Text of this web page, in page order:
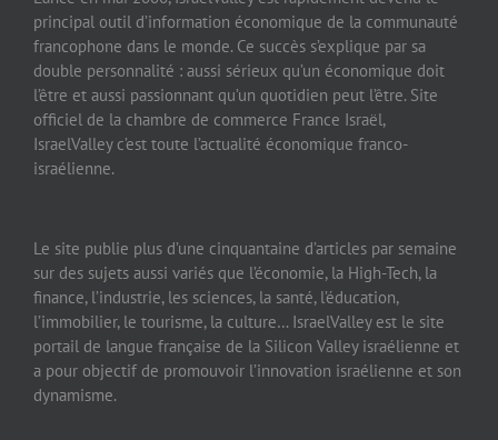
principal outil d’information économique de la communauté
francophone dans le monde. Ce succès s’explique par sa
double personnalité : aussi sérieux qu’un économique doit
l’être et aussi passionnant qu’un quotidien peut l’être. Site
officiel de la chambre de commerce France Israël,
IsraelValley c’est toute l’actualité économique franco-
israélienne.
Le site publie plus d’une cinquantaine d’articles par semaine
sur des sujets aussi variés que l’économie, la High-Tech, la
finance, l’industrie, les sciences, la santé, l’éducation,
l’immobilier, le tourisme, la culture… IsraelValley est le site
portail de langue française de la Silicon Valley israélienne et
a pour objectif de promouvoir l’innovation israélienne et son
dynamisme.